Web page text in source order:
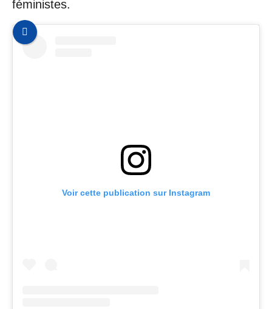
féministes.
Voir cette publication sur Instagram